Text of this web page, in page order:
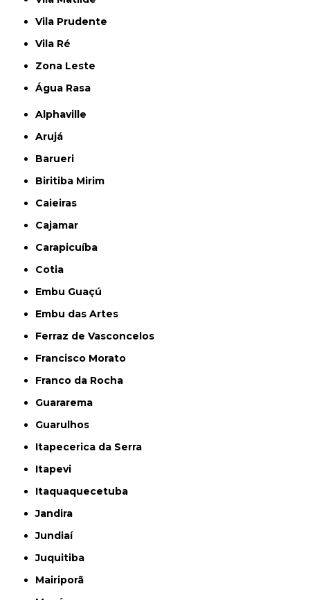
Vila Prudente
Vila Ré
Zona Leste
Água Rasa
Alphaville
Arujá
Barueri
Biritiba Mirim
Caieiras
Cajamar
Carapicuíba
Cotia
Embu Guaçú
Embu das Artes
Ferraz de Vasconcelos
Francisco Morato
Franco da Rocha
Guararema
Guarulhos
Itapecerica da Serra
Itapevi
Itaquaquecetuba
Jandira
Jundiaí
Juquitiba
Mairiporã